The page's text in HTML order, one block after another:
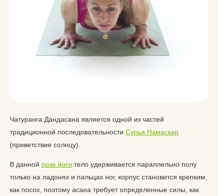
Чатуранга Дандасана является одной из частей
традиционной последовательности Сурья Намаскар
(приветствие солнцу).
В данной позе йоги тело удерживается параллельно полу
только на ладонях и пальцах ног, корпус становится крепким,
как посох, поэтому асана требует определенные силы, как